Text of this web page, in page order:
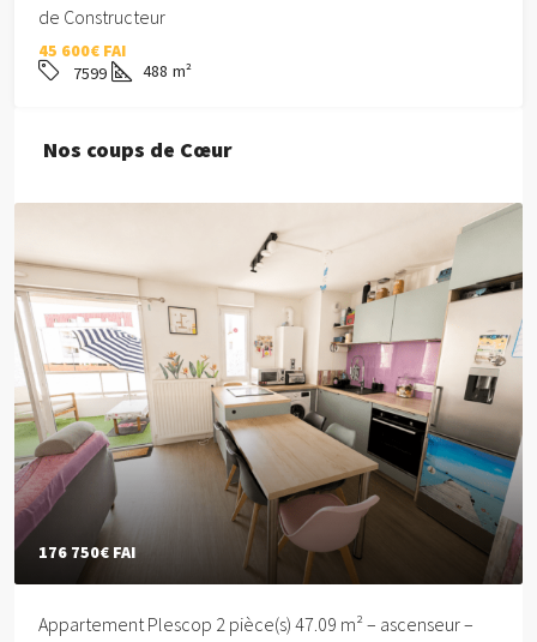
de Constructeur
45 600€ FAI
7599
488 m²
Nos coups de Cœur
176 750€ FAI
Appartement Plescop 2 pièce(s) 47.09 m² – ascenseur –